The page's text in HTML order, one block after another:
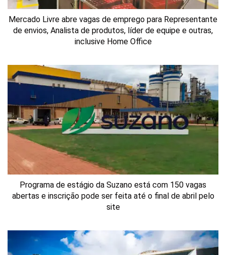
Mercado Livre abre vagas de emprego para Representante
de envios, Analista de produtos, líder de equipe e outras,
inclusive Home Office
Programa de estágio da Suzano está com 150 vagas
abertas e inscrição pode ser feita até o final de abril pelo
site